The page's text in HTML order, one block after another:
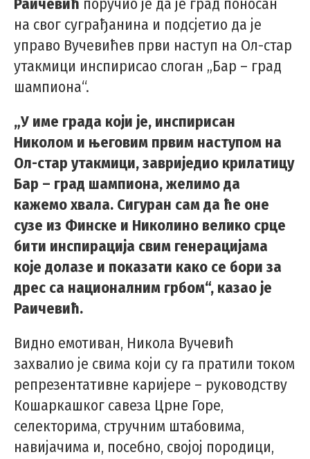
Раичевић поручио је да је град поносан
на свог суграђанина и подсјетио да је
управо Вучевићев први наступ на Ол-стар
утакмици инспирисао слоган „Бар – град
шампиона“.
„У име града који је, инспирисан
Николом и његовим првим наступом на
Ол-стар утакмици, завриједио крилатицу
Бар – град шампиона, желимо да
кажемо хвала. Сигуран сам да ће оне
сузе из Финске и Николино велико срце
бити инспирација свим генерацијама
које долазе и показати како се бори за
дрес са националним грбом“, казао је
Раичевић.
Видно емотиван, Никола Вучевић
захвалио је свима који су га пратили током
репрезентативне каријере – руководству
Кошаркашког савеза Црне Горе,
селекторима, стручним штабовима,
навијачима и, посебно, својој породици,